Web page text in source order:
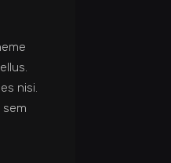
nisi.
sem